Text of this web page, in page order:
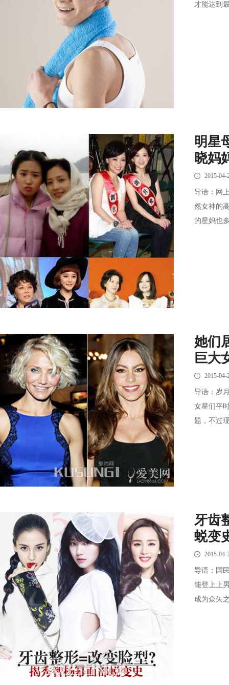
才能达到
明星
晓妈
2015-04-
导语：网
然女神的
的星妈也
她们
巨大
2015-04-
导语：岁
女星们平
题，不过
牙齿
蜕变
2015-04-
导语：国
能登上上
成为众矢